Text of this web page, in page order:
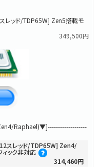
レッド/TDP65W] Zen5搭載モ
349,500円
Raphael)▼]-------------------
スレッド/TDP65W] Zen4/
ック非対応
314,460円